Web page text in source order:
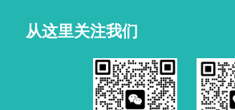
从这里关注我们